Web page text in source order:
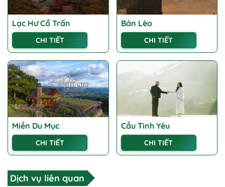
Lạc Hư Cổ Trấn
CHI TIẾT
Bản Lèo
CHI TIẾT
Miền Du Mục
CHI TIẾT
Cầu Tình Yêu
CHI TIẾT
Dịch vụ liên quan